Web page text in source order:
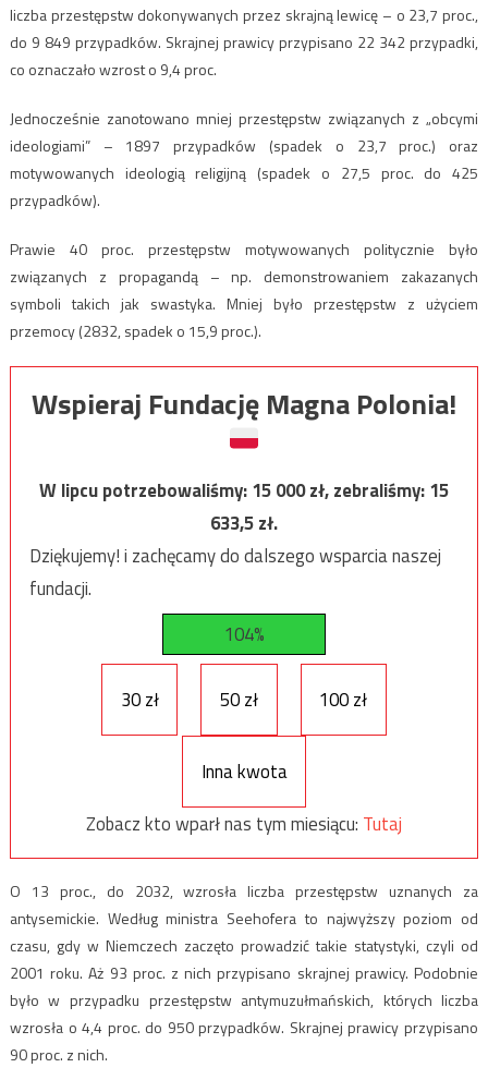
liczba przestępstw dokonywanych przez skrajną lewicę – o 23,7 proc.,
do 9 849 przypadków. Skrajnej prawicy przypisano 22 342 przypadki,
co oznaczało wzrost o 9,4 proc.
Jednocześnie zanotowano mniej przestępstw związanych z „obcymi
ideologiami” – 1897 przypadków (spadek o 23,7 proc.) oraz
motywowanych ideologią religijną (spadek o 27,5 proc. do 425
przypadków).
Prawie 40 proc. przestępstw motywowanych politycznie było
związanych z propagandą – np. demonstrowaniem zakazanych
symboli takich jak swastyka. Mniej było przestępstw z użyciem
przemocy (2832, spadek o 15,9 proc.).
Wspieraj Fundację Magna Polonia!
W lipcu potrzebowaliśmy:15 000zł, zebraliśmy:15
633,5zł.
Dziękujemy! i zachęcamy do dalszego wsparcia naszej
fundacji.
104%
30 zł 50 zł 100 zł
Inna kwota
Zobacz kto wparł nas tym miesiącu: Tutaj
O 13 proc., do 2032, wzrosła liczba przestępstw uznanych za
antysemickie. Według ministra Seehofera to najwyższy poziom od
czasu, gdy w Niemczech zaczęto prowadzić takie statystyki, czyli od
2001 roku. Aż 93 proc. z nich przypisano skrajnej prawicy. Podobnie
było w przypadku przestępstw antymuzułmańskich, których liczba
wzrosła o 4,4 proc. do 950 przypadków. Skrajnej prawicy przypisano
90 proc. z nich.